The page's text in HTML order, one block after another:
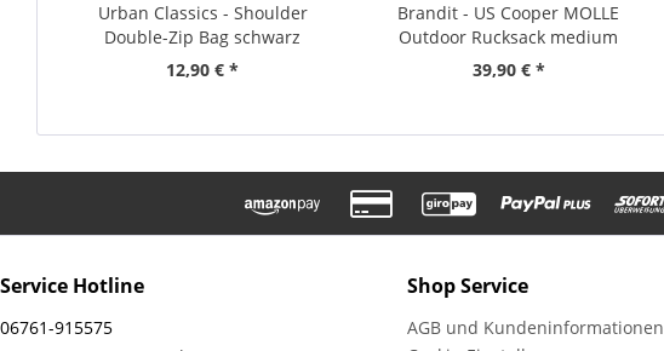
Urban Classics - Shoulder
Double-Zip Bag schwarz
12,90 € *
Brandit - US Cooper MOLLE
Outdoor Rucksack medium
39,90 € *
Service Hotline
06761-915575
Shop Service
AGB und Kundeninformationen